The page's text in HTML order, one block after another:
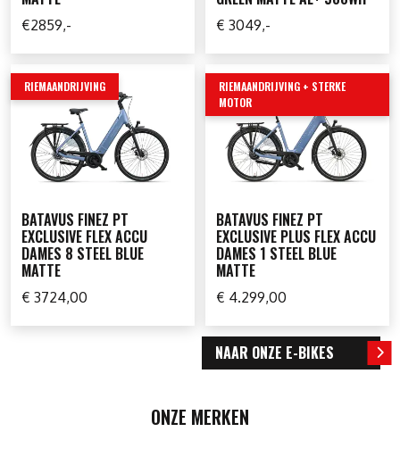
€2859,- € 3049,-
BATAVUS FINEZ PT
EXCLUSIVE FLEX ACCU
DAMES 8 STEEL BLUE
MATTE
€ 3724,00
RIEMAANDRIJVING
BATAVUS FINEZ PT
EXCLUSIVE PLUS FLEX ACCU
DAMES 1 STEEL BLUE
MATTE
€ 4.299,00
RIEMAANDRIJVING + STERKE
MOTOR
NAAR ONZE E-BIKES
ONZE MERKEN